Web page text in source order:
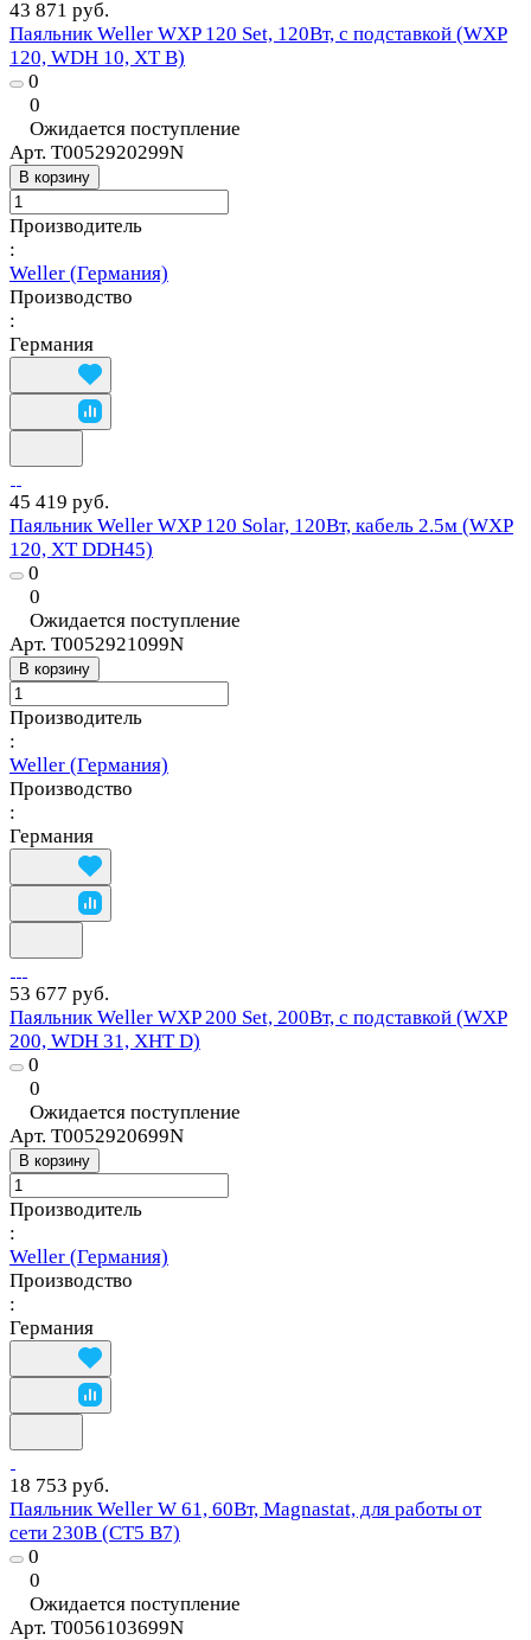
43 871 руб.
Паяльник Weller WXP 120 Set, 120Вт, с подставкой (WXP
120, WDH 10, XT B)
0
0
Ожидается поступление
Арт. T0052920299N
В корзину
Производитель
:
Weller (Германия)
Производство
:
Германия
45 419 руб.
Паяльник Weller WXP 120 Solar, 120Вт, кабель 2.5м (WXP
120, XT DDH45)
0
0
Ожидается поступление
Арт. T0052921099N
В корзину
Производитель
:
Weller (Германия)
Производство
:
Германия
53 677 руб.
Паяльник Weller WXP 200 Set, 200Вт, с подставкой (WXP
200, WDH 31, XHT D)
0
0
Ожидается поступление
Арт. T0052920699N
В корзину
Производитель
:
Weller (Германия)
Производство
:
Германия
18 753 руб.
Паяльник Weller W 61, 60Вт, Magnastat, для работы от
сети 230В (CT5 B7)
0
0
Ожидается поступление
Арт. T0056103699N